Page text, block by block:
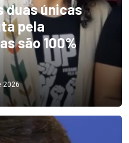
duas únicas
pela
são 100%
2026